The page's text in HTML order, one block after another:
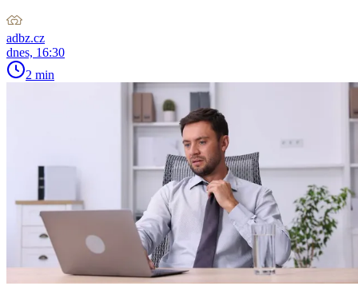
adbz.cz
dnes, 16:30
2 min